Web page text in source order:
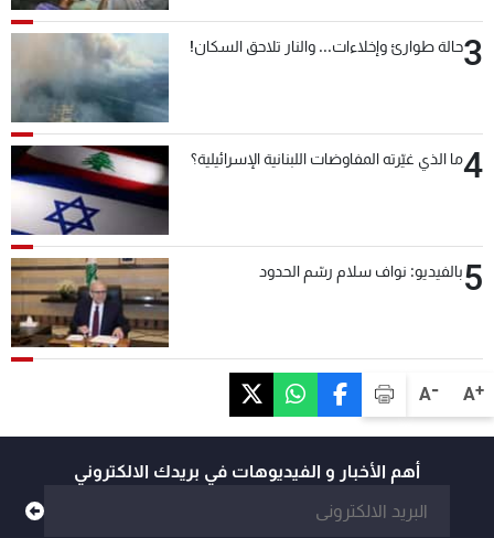
A+
A-
3حالة طوارئ وإخلاءات... والنار تلاحق السكان!
4ما الذي غيّرته المفاوضات اللبنانية الإسرائيلية؟
5بالفيديو: نواف سلام رسّم الحدود
أهم الأخبار و الفيديوهات في بريدك الالكتروني